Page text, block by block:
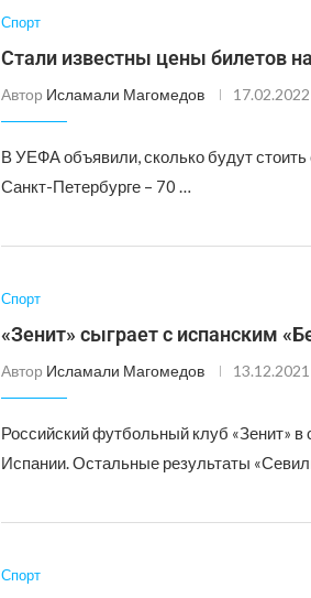
Спорт
Стали известны цены билетов
Автор Исламали Магомедов 17.02.2022
В УЕФА объявили, сколько будут
Санкт-Петербурге – 70 …
Спорт
«Зенит» сыграет с испанским
Автор Исламали Магомедов 13.12.2021
Российский футбольный клуб «Зенит»
Испании. Остальные результаты
Спорт